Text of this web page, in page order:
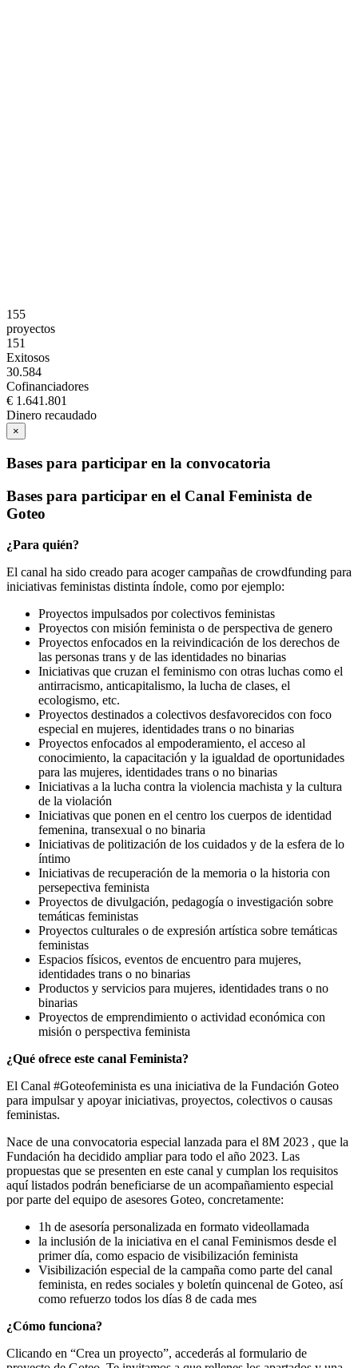
155
proyectos
151
Exitosos
30.584
Cofinanciadores
€ 1.641.801
Dinero recaudado
×
Bases para participar en la convocatoria
Bases para participar en el Canal Feminista de
Goteo
¿Para quién?
El canal ha sido creado para acoger campañas de crowdfunding para
iniciativas feministas distinta índole, como por ejemplo:
Proyectos impulsados por colectivos feministas
Proyectos con misión feminista o de perspectiva de genero
Proyectos enfocados en la reivindicación de los derechos de
las personas trans y de las identidades no binarias
Iniciativas que cruzan el feminismo con otras luchas como el
antirracismo, anticapitalismo, la lucha de clases, el
ecologismo, etc.
Proyectos destinados a colectivos desfavorecidos con foco
especial en mujeres, identidades trans o no binarias
Proyectos enfocados al empoderamiento, el acceso al
conocimiento, la capacitación y la igualdad de oportunidades
para las mujeres, identidades trans o no binarias
Iniciativas a la lucha contra la violencia machista y la cultura
de la violación
Iniciativas que ponen en el centro los cuerpos de identidad
femenina, transexual o no binaria
Iniciativas de politización de los cuidados y de la esfera de lo
íntimo
Iniciativas de recuperación de la memoria o la historia con
persepectiva feminista
Proyectos de divulgación, pedagogía o investigación sobre
temáticas feministas
Proyectos culturales o de expresión artística sobre temáticas
feministas
Espacios físicos, eventos de encuentro para mujeres,
identidades trans o no binarias
Productos y servicios para mujeres, identidades trans o no
binarias
Proyectos de emprendimiento o actividad económica con
misión o perspectiva feminista
¿Qué ofrece este canal Feminista?
El Canal #Goteofeminista es una iniciativa de la Fundación Goteo
para impulsar y apoyar iniciativas, proyectos, colectivos o causas
feministas.
Nace de una convocatoria especial lanzada para el 8M 2023 , que la
Fundación ha decidido ampliar para todo el año 2023. Las
propuestas que se presenten en este canal y cumplan los requisitos
aquí listados podrán beneficiarse de un acompañamiento especial
por parte del equipo de asesores Goteo, concretamente:
1h de asesoría personalizada en formato videollamada
la inclusión de la iniciativa en el canal Feminismos desde el
primer día, como espacio de visibilización feminista
Visibilización especial de la campaña como parte del canal
feminista, en redes sociales y boletín quincenal de Goteo, así
como refuerzo todos los días 8 de cada mes
¿Cómo funciona?
Clicando en “Crea un proyecto”, accederás al formulario de